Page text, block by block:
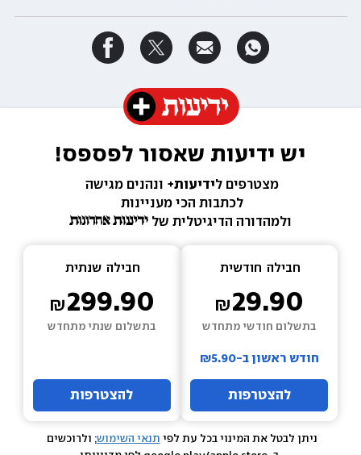
יש ידיעות שאסור לפספס!
מצטרפים לידיעות+ ונהנים מגישה
לכתבות הכי מעניינות
ולמהדורה הדיגיטלית של
חבילה חודשית
29.90
בתשלום חודשי מתחדש
חודש ראשון ב-₪5.90
להצטרפות
חבילה שנתית
299.90
בתשלום שנתי מתחדש
להצטרפות
ניתן לבטל את המינוי בכל עת לפי תנאי השימוש; ולרוכשים